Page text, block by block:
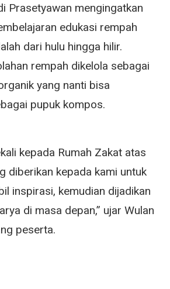
Prasetyawan mengingatkan
edukasi rempah
dari hulu hingga hilir.
rempah dikelola sebagai
yang nanti bisa
pupuk kompos.
kepada Rumah Zakat atas
diberikan kepada kami untuk
inspirasi, kemudian dijadikan
di masa depan,” ujar Wulan
peserta.